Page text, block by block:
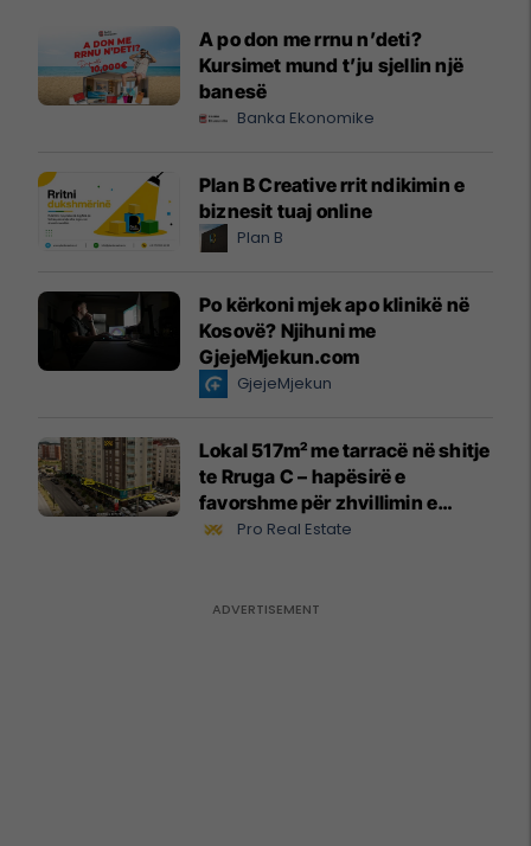
A po don me rrnu n’deti?
Kursimet mund t’ju sjellin një
banesë
Banka Ekonomike
Plan B Creative rrit ndikimin e
biznesit tuaj online
Plan B
Po kërkoni mjek apo klinikë në
Kosovë? Njihuni me
GjejeMjekun.com
GjejeMjekun
Lokal 517m² me tarracë në shitje
te Rruga C – hapësirë e
favorshme për zhvillimin e
biznesit #15796
Pro Real Estate